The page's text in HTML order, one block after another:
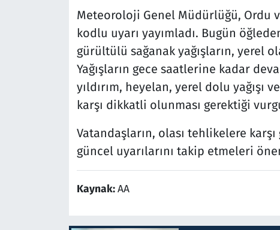
Meteoroloji Genel Müdürlüğü, Ordu
kodlu uyarı yayımladı. Bugün
gürültülü sağanak yağışların, yerel
Yağışların gece saatlerine kadar
yıldırım, heyelan, yerel dolu
karşı dikkatli olunması gerektiği
Vatandaşların, olası tehlikelere
güncel uyarılarını takip etmeleri
Kaynak:AA